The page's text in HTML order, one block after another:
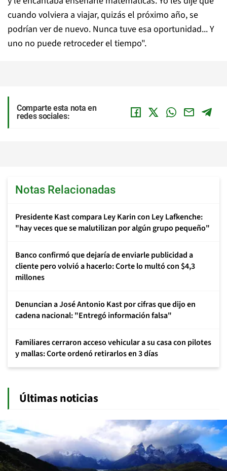
cuando volviera a viajar, quizás el próximo año, se
podrían ver de nuevo. Nunca tuve esa oportunidad... Y
uno no puede retroceder el tiempo".
Comparte esta nota en
redes sociales:
Notas Relacionadas
Presidente Kast compara Ley Karin con Ley Lafkenche:
"hay veces que se malutilizan por algún grupo pequeño"
Banco confirmó que dejaría de enviarle publicidad a
cliente pero volvió a hacerlo: Corte lo multó con $4,3
millones
Denuncian a José Antonio Kast por cifras que dijo en
cadena nacional: "Entregó información falsa"
Familiares cerraron acceso vehicular a su casa con pilotes
y mallas: Corte ordenó retirarlos en 3 días
Últimas noticias